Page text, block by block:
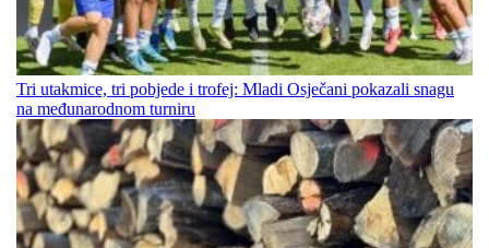
Tri utakmice, tri pobjede i trofej: Mladi Osječani pokazali snagu
na međunarodnom turniru